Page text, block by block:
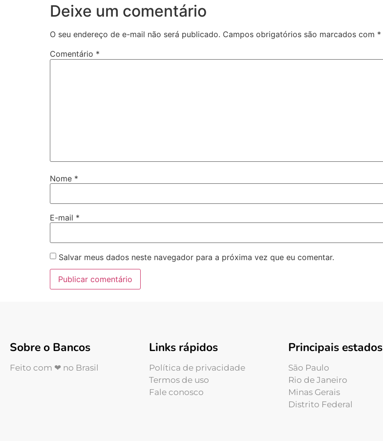
Deixe um comentário
O seu endereço de e-mail não será publicado. Campos obrigatórios são marcados com *
Comentário *
Nome *
E-mail *
Salvar meus dados neste navegador para a próxima vez que eu comentar.
Sobre o Bancos
Feito com ❤ no Brasil
Links rápidos
Política de privacidade
Termos de uso
Fale conosco
Principais estados
São Paulo
Rio de Janeiro
Minas Gerais
Distrito Federal